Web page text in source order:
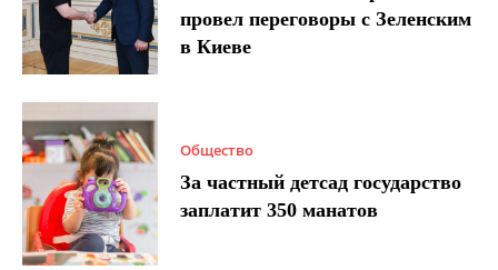
провел переговоры с Зеленским
в Киеве
Общество
За частный детсад государство
заплатит 350 манатов